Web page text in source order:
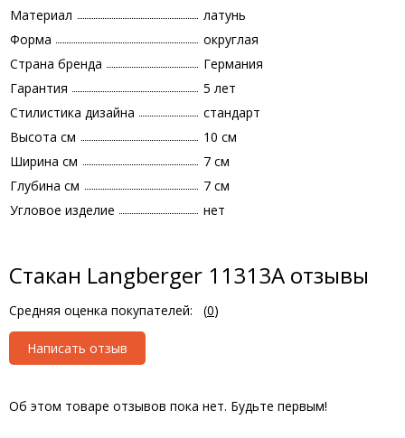
Материал
латунь
Форма
округлая
Страна бренда
Германия
Гарантия
5 лет
Стилистика дизайна
стандарт
Высота см
10 см
Ширина см
7 см
Глубина см
7 см
Угловое изделие
нет
Стакан Langberger 11313A отзывы
Средняя оценка покупателей: (0)
Написать отзыв
Об этом товаре отзывов пока нет. Будьте первым!